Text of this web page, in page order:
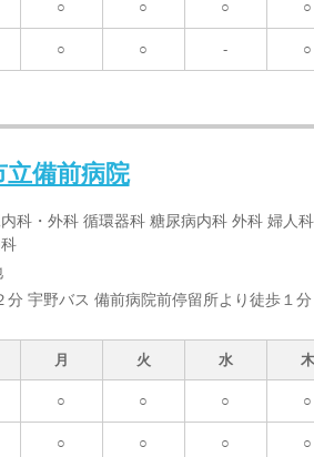
○ ○ ○ ○
○ ○ - ○
備前病院
科・外科 循環器科 糖尿病内科 外科 婦人
分 宇野バス 備前病院前停留所より徒歩１
月 火 水 木
○ ○ ○ ○
○ ○ ○ ○